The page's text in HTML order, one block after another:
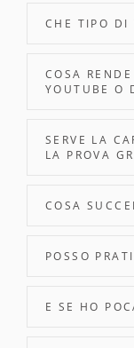
CHE TIPO DI
COSA
YOUTUBE O
SERVE LA
LA PROVA
COSA
POSSO
E SE HO